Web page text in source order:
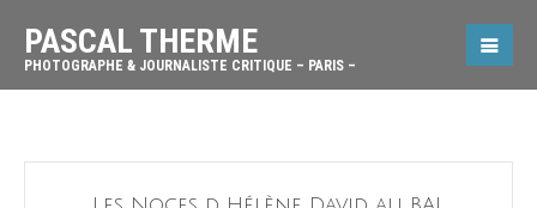
PASCAL THERME
PHOTOGRAPHE & JOURNALISTE CRITIQUE – PARIS –